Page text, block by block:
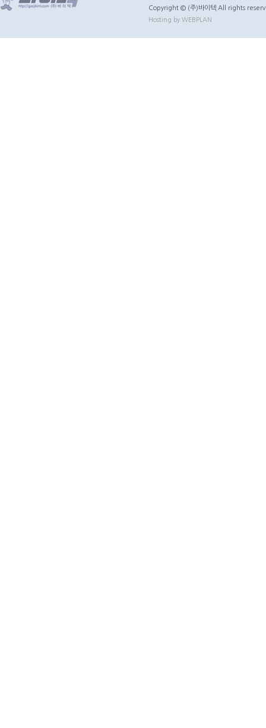
Copyright © (주)바이텍 All rights
Hosting by WEBPLAN